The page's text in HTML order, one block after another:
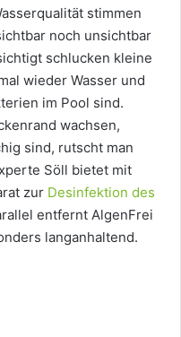
stimmen
noch unsichtbar
schlucken kleine
wieder Wasser und
im Pool sind.
wachsen,
sind, rutscht man
Söll bietet mit
zur Desinfektion des
entfernt AlgenFrei
langanhaltend.